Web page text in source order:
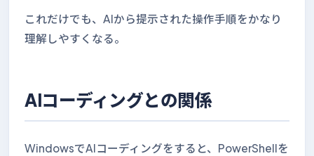
これだけでも、AIから提示された操作手順をかなり
理解しやすくなる。
AIコーディングとの関係
WindowsでAIコーディングをすると、PowerShellを